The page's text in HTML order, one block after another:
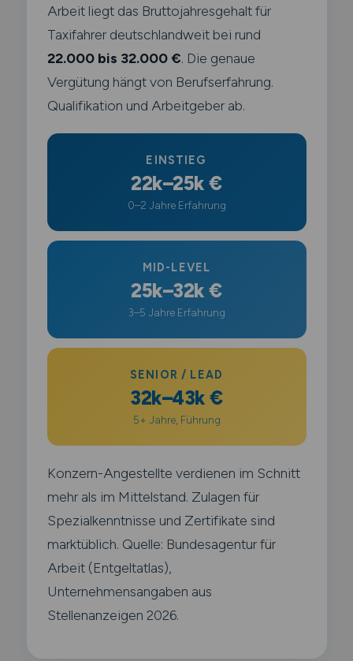
Arbeit liegt das Bruttojahresgehalt für
Taxifahrer deutschlandweit bei rund
22.000 bis 32.000 €. Die genaue
Vergütung hängt von Berufserfahrung.
Qualifikation und Arbeitgeber ab.
EINSTIEG
22k–25k €
0–2 Jahre Erfahrung
MID-LEVEL
25k–32k €
3–5 Jahre Erfahrung
SENIOR / LEAD
32k–43k €
5+ Jahre, Führung
Konzern-Angestellte verdienen im Schnitt
mehr als im Mittelstand. Zulagen für
Spezialkenntnisse und Zertifikate sind
marktüblich. Quelle: Bundesagentur für
Arbeit (Entgeltatlas),
Unternehmensangaben aus
Stellenanzeigen 2026.